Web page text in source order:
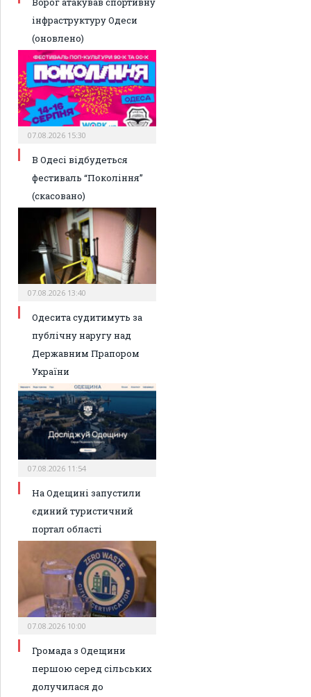
інфраструктуру Одеси
(оновлено)
07.08.2026 15:30
В Одесі відбудеться
фестиваль “Покоління”
(скасовано)
07.08.2026 13:40
Одесита судитимуть за
публічну наругу над
Державним Прапором
України
07.08.2026 11:54
На Одещині запустили
єдиний туристичний
портал області
07.08.2026 10:00
Громада з Одещини
першою серед сільських
долучилася до